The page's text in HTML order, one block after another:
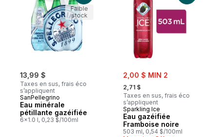
13,99 $
Taxes en sus, frais éco
s’appliquent
SanPellegrino
Eau minérale
pétillante gazéifiée
6x1.0 l, 0,23 $/100ml
Faible
stock
sale:
2,00 $ MIN 2
, formerly:
2,71 $
Taxes en sus, frais éco
s’appliquent
Sparkling Ice
Eau gazéifiée
Framboise noire
503 ml, 0,54 $/100ml